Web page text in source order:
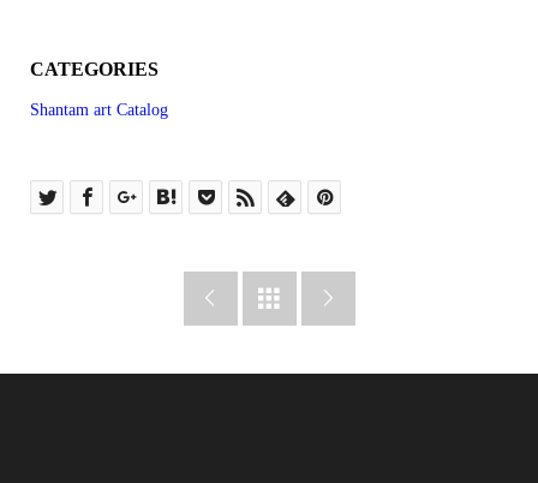
CATEGORIES
Shantam art Catalog
  